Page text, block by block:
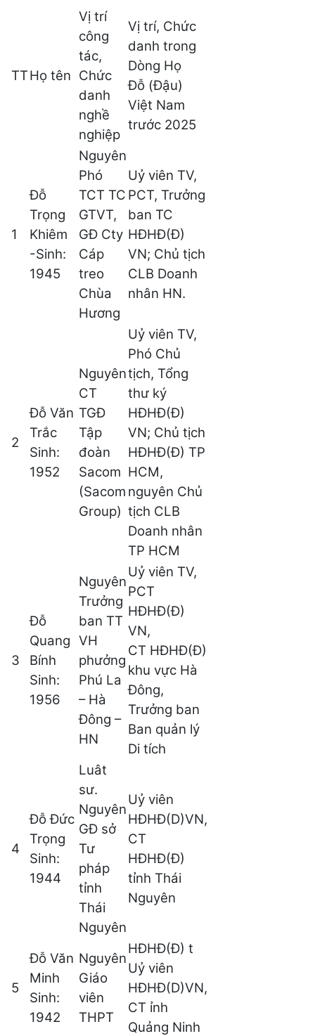
TTHọ tên
Vị trí
công
tác,
Chức
danh
nghề
nghiệp
Vị trí, Chức
danh trong
Dòng Họ
Đỗ (Đậu)
Việt Nam
trước 2025
1
Đỗ
Trọng
Khiêm
-Sinh:
1945
Nguyên
Phó
TCT TC
GTVT,
GĐ Cty
Cáp
treo
Chùa
Hương
Uỷ viên TV,
PCT, Trưởng
ban TC
HĐHĐ(Đ)
VN; Chủ tịch
CLB Doanh
nhân HN.
2
Đỗ Văn
Trắc
Sinh:
1952
Nguyên
CT
TGĐ
Tập
đoàn
Sacom
(Sacom
Group)
Uỷ viên TV,
Phó Chủ
tịch, Tổng
thư ký
HĐHĐ(Đ)
VN; Chủ tịch
HĐHĐ(Đ) TP
HCM,
nguyên Chủ
tịch CLB
Doanh nhân
TP HCM
3
Đỗ
Quang
Bính
Sinh:
1956
Nguyên
Trưởng
ban TT
VH
phưởng
Phú La
– Hà
Đông –
HN
Uỷ viên TV,
PCT
HĐHĐ(Đ)
VN,
CT HĐHĐ(Đ)
khu vực Hà
Đông,
Trưởng ban
Ban quản lý
Di tích
4
Đỗ Đức
Trọng
Sinh:
1944
Luât
sư.
Nguyên
GĐ sở
Tư
pháp
tỉnh
Thái
Nguyên
Uỷ viên
HĐHĐ(D)VN,
CT
HĐHĐ(Đ)
tỉnh Thái
Nguyên
5
Đỗ Văn
Minh
Sinh:
1942
Nguyên
Giáo
viên
THPT
HĐHĐ(Đ) t
Uỷ viên
HĐHĐ(D)VN,
CT ỉnh
Quảng Ninh